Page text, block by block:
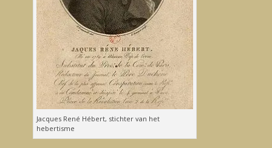
Jacques René Hébert, stichter van het
hebertisme